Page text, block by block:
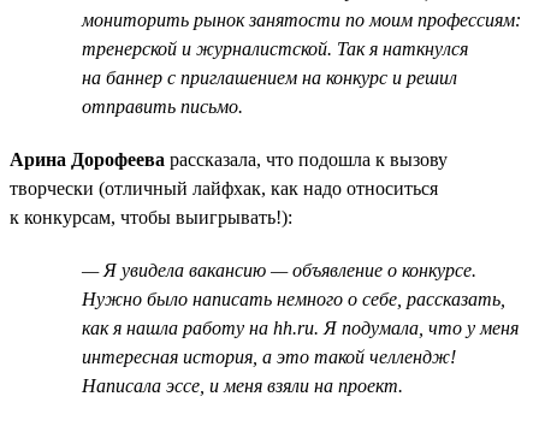
мониторить рынок занятости по моим профессиям:
тренерской и журналистской. Так я наткнулся
на баннер с приглашением на конкурс и решил
отправить письмо.
Арина Дорофеева рассказала, что подошла к вызову
творчески (отличный лайфхак, как надо относиться
к конкурсам, чтобы выигрывать!):
— Я увидела вакансию — объявление о конкурсе.
Нужно было написать немного о себе, рассказать,
как я нашла работу на hh.ru. Я подумала, что у меня
интересная история, а это такой челлендж!
Написала эссе, и меня взяли на проект.